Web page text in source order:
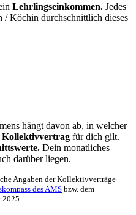
Lehrlingseinkommen. Jedes
Köchin durchschnittlich dieses
hängt davon ab, in welcher
Kollektivvertrag für dich gilt.
Dein monatliches
darüber liegen.
Angaben der Kollektivverträge
des AMS bzw. dem
2025